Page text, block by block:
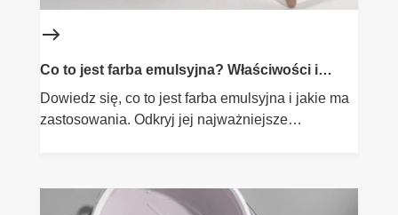
Co to jest farba emulsyjna? Właściwości i
zastosowania
Dowiedz się, co to jest farba emulsyjna i jakie ma
zastosowania. Odkryj jej najważniejsze